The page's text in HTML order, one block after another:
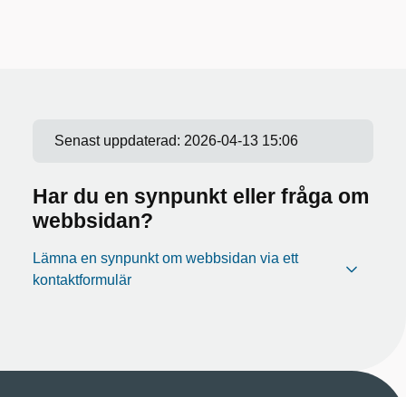
Senast uppdaterad: 2026-04-13 15:06
Har du en synpunkt eller fråga om
webbsidan?
Lämna en synpunkt om webbsidan via ett
kontaktformulär